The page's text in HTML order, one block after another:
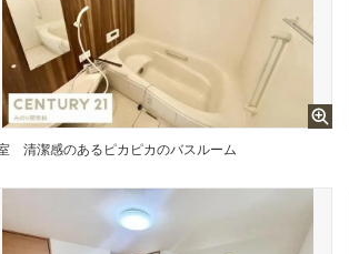
清潔感のあるピカピカのバスルーム